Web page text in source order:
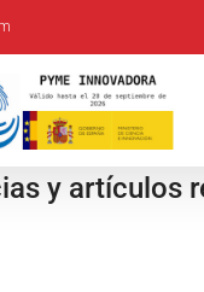
y artículos